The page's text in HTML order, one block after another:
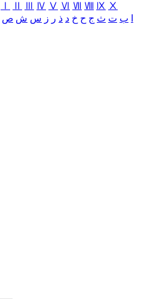
Ⅳ Ⅴ Ⅵ Ⅶ Ⅷ Ⅸ Ⅹ
ب ت ث ج ح خ د ذ ر ز س ش ص